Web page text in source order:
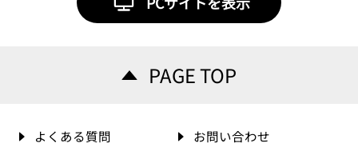
PAGE TOP
よくある質問 お問い合わせ